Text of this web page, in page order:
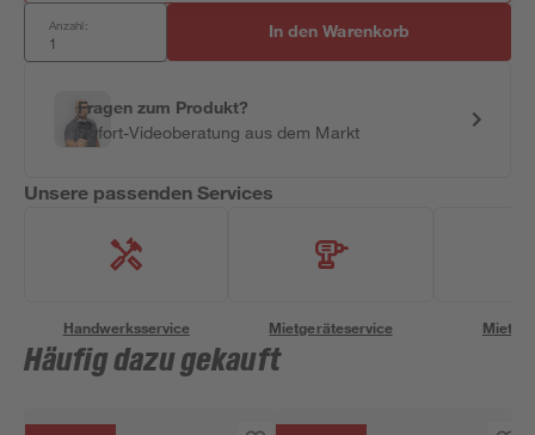
Anzahl: In den Warenkorb
Fragen zum Produkt?
Sofort-Videoberatung aus dem Markt
Unsere passenden Services
Handwerksservice Mietgeräteservice
Häufig dazu gekauft